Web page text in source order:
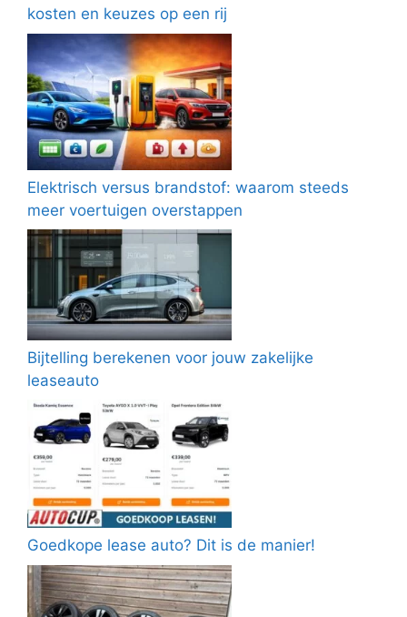
kosten en keuzes op een rij
Elektrisch versus brandstof: waarom steeds
meer voertuigen overstappen
Bijtelling berekenen voor jouw zakelijke
leaseauto
Goedkope lease auto? Dit is de manier!